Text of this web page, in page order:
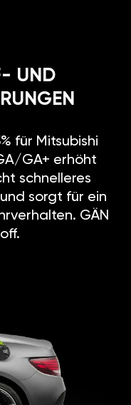
UND
für Mitsubishi
GA+ erhöht
schnelleres
sorgt für ein
GÄN